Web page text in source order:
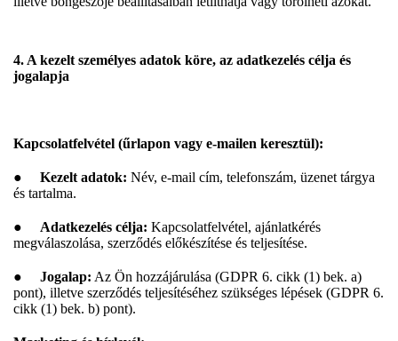
4. A kezelt személyes adatok köre, az adatkezelés célja és
jogalapja
Kapcsolatfelvétel (űrlapon vagy e-mailen keresztül):
● Kezelt adatok: Név, e-mail cím, telefonszám, üzenet tárgya
és tartalma.
● Adatkezelés célja: Kapcsolatfelvétel, ajánlatkérés
megválaszolása, szerződés előkészítése és teljesítése.
● Jogalap: Az Ön hozzájárulása (GDPR 6. cikk (1) bek. a)
pont), illetve szerződés teljesítéséhez szükséges lépések (GDPR 6.
cikk (1) bek. b) pont).